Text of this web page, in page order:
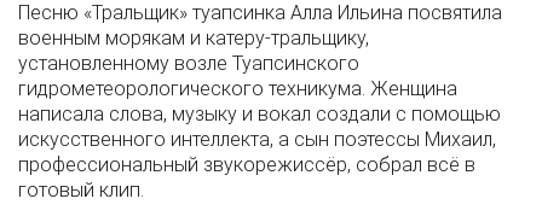
Песню «Тральщик» туапсинка Алла Ильина посвятила
военным морякам и катеру-тральщику,
установленному возле Туапсинского
гидрометеорологического техникума. Женщина
написала слова, музыку и вокал создали с помощью
искусственного интеллекта, а сын поэтессы Михаил,
профессиональный звукорежиссёр, собрал всё в
готовый клип.